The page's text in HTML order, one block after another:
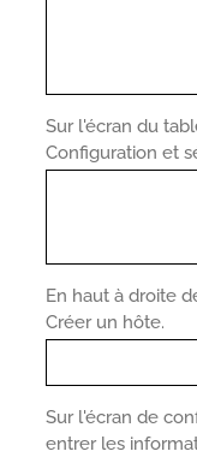
Sur l'écran du
Configuration et
En haut à droite
Créer un hôte.
Sur l'écran de
entrer les